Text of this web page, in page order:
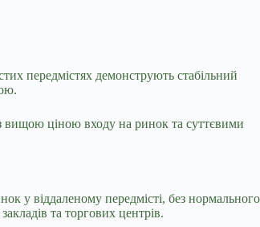
передмістях демонструють стабільний
вищою ціною входу на ринок та суттєвими
у віддаленому передмісті, без нормального
та торгових центрів.